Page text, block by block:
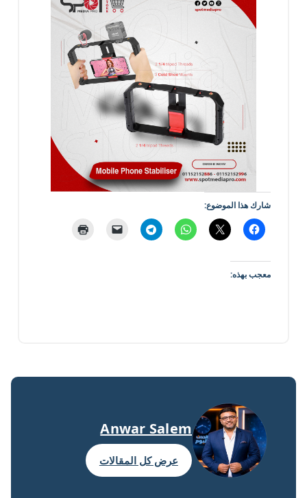
شارك هذا الموضوع:
معجب بهذه:
Anwar Salem
عرض كل المقالات